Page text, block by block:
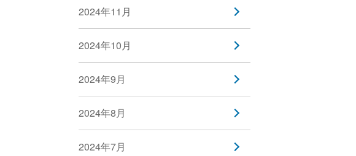
2024年11月
2024年10月
2024年9月
2024年8月
2024年7月